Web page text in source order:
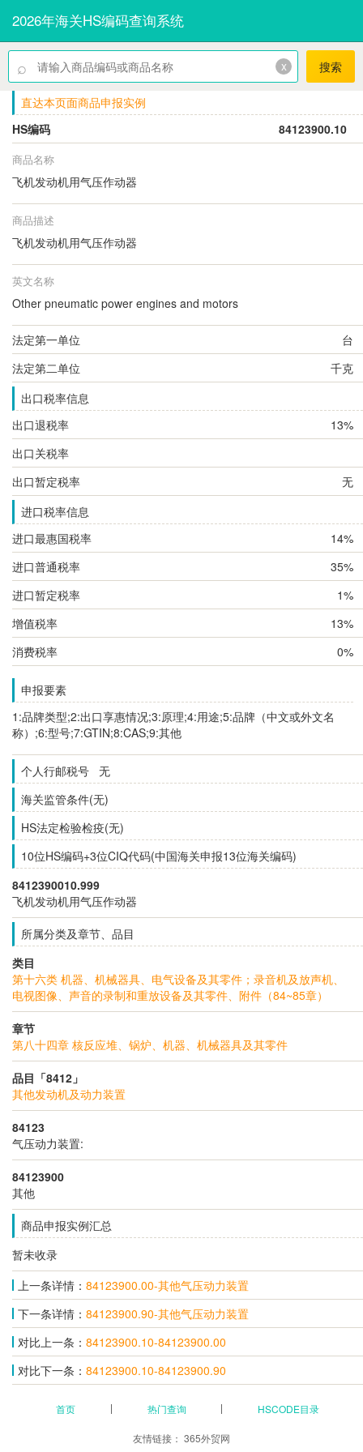
2026年海关HS编码查询系统
⌕ x 搜索
直达本页面商品申报实例
HS编码
84123900.10
商品名称
飞机发动机用气压作动器
商品描述
飞机发动机用气压作动器
英文名称
Other pneumatic power engines and motors
法定第一单位
台
法定第二单位
千克
出口税率信息
出口退税率
13%
出口关税率
出口暂定税率
无
进口税率信息
进口最惠国税率
14%
进口普通税率
35%
进口暂定税率
1%
增值税率
13%
消费税率
0%
申报要素
1:品牌类型;2:出口享惠情况;3:原理;4:用途;5:品牌（中文或外文名
称）;6:型号;7:GTIN;8:CAS;9:其他
个人行邮税号 无
海关监管条件(无)
HS法定检验检疫(无)
10位HS编码+3位CIQ代码(中国海关申报13位海关编码)
8412390010.999
飞机发动机用气压作动器
所属分类及章节、品目
类目
第十六类 机器、机械器具、电气设备及其零件；录音机及放声机、
电视图像、声音的录制和重放设备及其零件、附件（84~85章）
章节
第八十四章 核反应堆、锅炉、机器、机械器具及其零件
品目「8412」
其他发动机及动力装置
84123
气压动力装置:
84123900
其他
商品申报实例汇总
暂未收录
上一条详情： 84123900.00-其他气压动力装置
下一条详情： 84123900.90-其他气压动力装置
对比上一条： 84123900.10-84123900.00
对比下一条： 84123900.10-84123900.90
首页 热门查询 HSCODE目录
友情链接： 365外贸网